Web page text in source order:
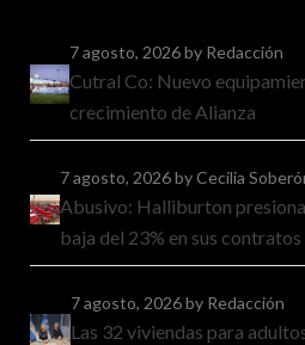
7 agosto, 2026by Redacción
Cutral Co: Nuevo
crecimiento de Alianza
7 agosto, 2026by Cecilia
Abusivo: Halliburton
baja del 23% en sus
7 agosto, 2026by Redacción
Las 32 viviendas para